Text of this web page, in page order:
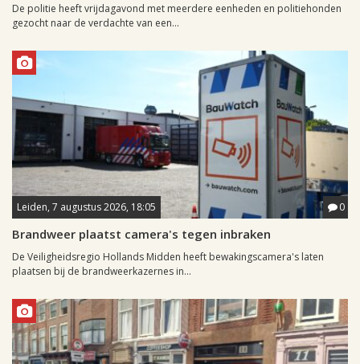
De politie heeft vrijdagavond met meerdere eenheden en politiehonden
gezocht naar de verdachte van een...
Leiden, 7 augustus 2026, 18:05 0
Brandweer plaatst camera's tegen inbraken
De Veiligheidsregio Hollands Midden heeft bewakingscamera's laten
plaatsen bij de brandweerkazernes in...